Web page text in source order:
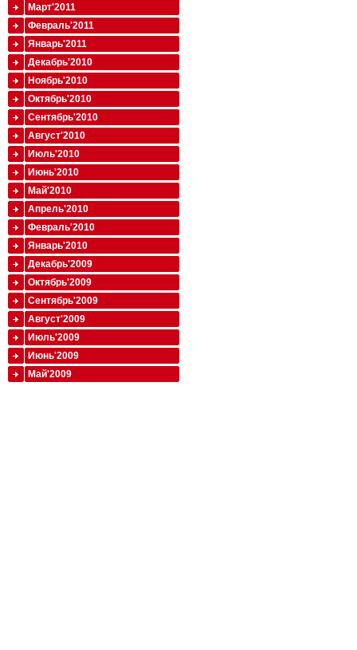
Март'2011
Февраль'2011
Январь'2011
Декабрь'2010
Ноябрь'2010
Октябрь'2010
Сентябрь'2010
Август'2010
Июль'2010
Июнь'2010
Май'2010
Апрель'2010
Февраль'2010
Январь'2010
Декабрь'2009
Октябрь'2009
Сентябрь'2009
Август'2009
Июль'2009
Июнь'2009
Май'2009